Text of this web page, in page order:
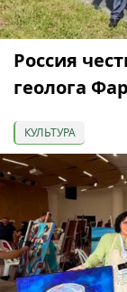
Россия
геолога
КУЛЬТУРА